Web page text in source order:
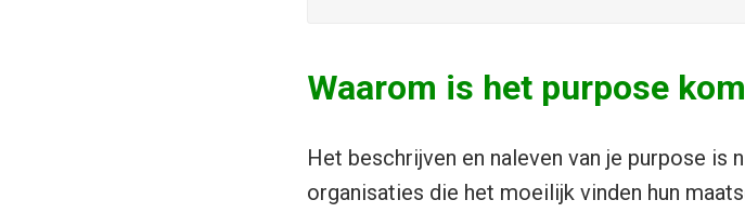
Waarom is het purpose
Het beschrijven en naleven van je purpose is
organisaties die het moeilijk vinden hun